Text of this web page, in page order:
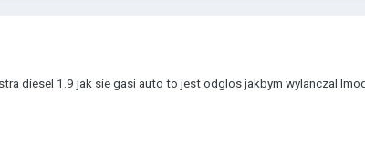
diesel 1.9 jak sie gasi auto to jest odglos jakbym wylanczal